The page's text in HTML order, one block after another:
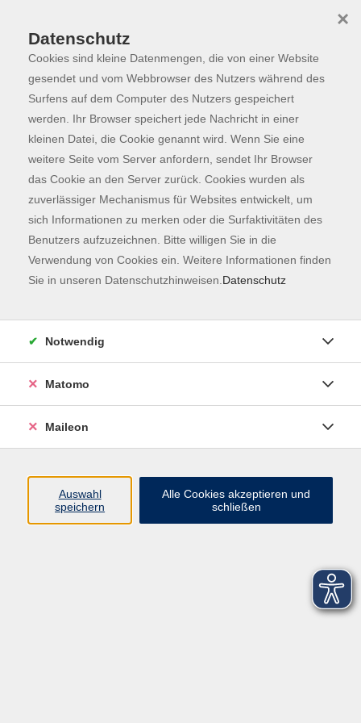
Skip to main content
Programm
Der Kurs konnte nicht gefunden werden.
Kontaktformular
Impressum
AGB
Datenschutzerklärung
Datenschutz
Cookies sind kleine Datenmengen, die von einer Website
gesendet und vom Webbrowser des Nutzers während des
Surfens auf dem Computer des Nutzers gespeichert
werden. Ihr Browser speichert jede Nachricht in einer
kleinen Datei, die Cookie genannt wird. Wenn Sie eine
weitere Seite vom Server anfordern, sendet Ihr Browser
das Cookie an den Server zurück. Cookies wurden als
zuverlässiger Mechanismus für Websites entwickelt, um
sich Informationen zu merken oder die Surfaktivitäten des
Benutzers aufzuzeichnen. Bitte willigen Sie in die
Verwendung von Cookies ein. Weitere Informationen finden
Sie in unseren Datenschutzhinweisen. Datenschutz
×
Notwendig
Matomo
Maileon
Auswahl
speichern
Alle Cookies akzeptieren und
schließen